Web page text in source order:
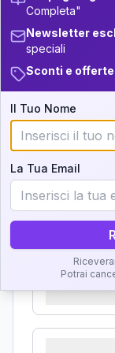
14-16
17.5-
18.5-19
Zona del
Importanza:
Karma
Completa"
Newsletter
speciali
Sconti e offerte
Il Tuo Nome
La Tua Email
Potrai